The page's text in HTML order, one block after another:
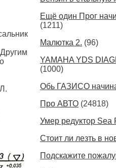
Ещё один Прог
(1211)
Малютка 2. (96)
YAMAHA YDS
(1000)
Обь ГАЗИСО
Про АВТО (24818)
Умер редуктор Sea
Стоит ли лезть в
Подскажите